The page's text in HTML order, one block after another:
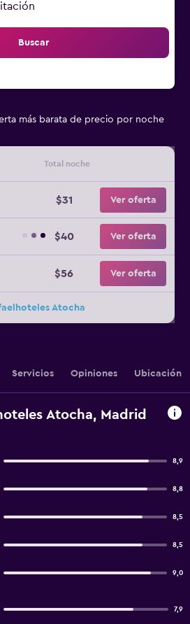
Buscar
más barata de precio por noche
Total noche
$31 Ver oferta
$40 Ver oferta
$56 Ver oferta
Atocha
Servicios Opiniones Ubicación
Atocha, Madrid
8,9
8,8
8,5
8,5
9,0
7,9